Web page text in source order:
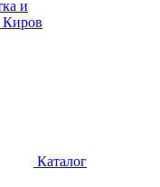
Каталог